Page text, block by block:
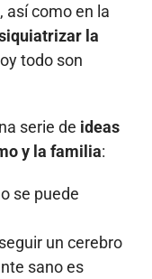
así como en la
la
todo son
serie de ideas
y la familia:
se puede
un cerebro
sano es